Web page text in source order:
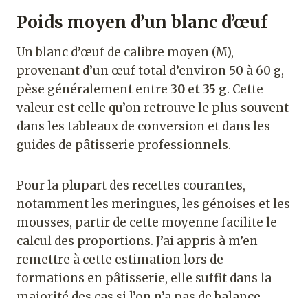
Poids moyen d’un blanc d’œuf
Un blanc d’œuf de calibre moyen (M),
provenant d’un œuf total d’environ 50 à 60 g,
pèse généralement entre 30 et 35 g. Cette
valeur est celle qu’on retrouve le plus souvent
dans les tableaux de conversion et dans les
guides de pâtisserie professionnels.
Pour la plupart des recettes courantes,
notamment les meringues, les génoises et les
mousses, partir de cette moyenne facilite le
calcul des proportions. J’ai appris à m’en
remettre à cette estimation lors de
formations en pâtisserie, elle suffit dans la